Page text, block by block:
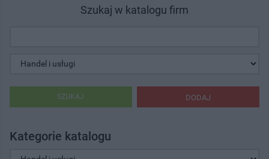
Szukaj w katalogu firm
DODAJ
SZUKAJ
Kategorie katalogu